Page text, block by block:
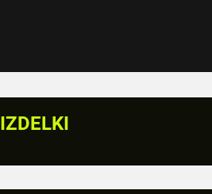
IZDELKI